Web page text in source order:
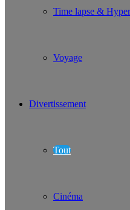
Time lapse &
Voyage
Divertissement
Tout
Cinéma